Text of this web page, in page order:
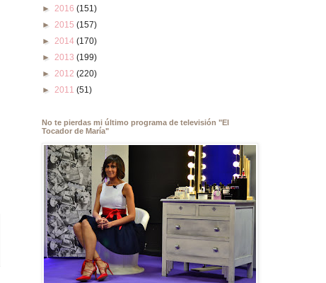
► 2016 (151)
► 2015 (157)
► 2014 (170)
► 2013 (199)
► 2012 (220)
► 2011 (51)
No te pierdas mi último programa de televisión "El
Tocador de María"